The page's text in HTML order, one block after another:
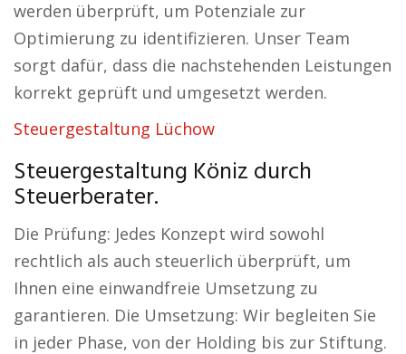
werden überprüft, um Potenziale zur
Optimierung zu identifizieren. Unser Team
sorgt dafür, dass die nachstehenden Leistungen
korrekt geprüft und umgesetzt werden.
Steuergestaltung Lüchow
Steuergestaltung Köniz durch
Steuerberater.
Die Prüfung: Jedes Konzept wird sowohl
rechtlich als auch steuerlich überprüft, um
Ihnen eine einwandfreie Umsetzung zu
garantieren. Die Umsetzung: Wir begleiten Sie
in jeder Phase, von der Holding bis zur Stiftung.